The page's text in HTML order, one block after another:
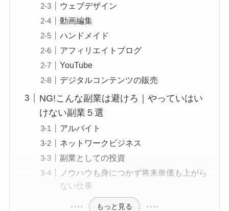
ウェブデザイン
動画編集
ハンドメイド
アフィリエイトブログ
YouTube
デジタルコンテンツの販売
NG!こんな副業は避けろ｜やっていはい
けない副業５選
アルバイト
ネットワークビジネス
副業としての投資
ノウハウも身につかず将来単価も上がら
ない仕事
もっと見る